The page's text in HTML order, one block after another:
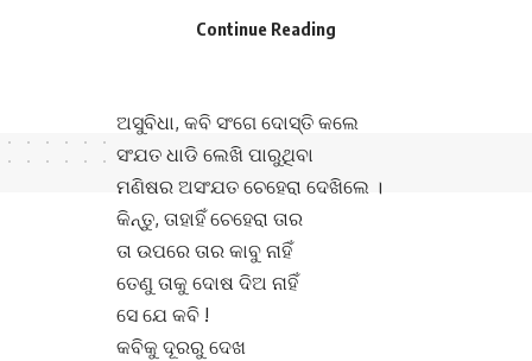
ସୁନ୍ଦର ଦିଶିବ
ଅସୁବିଧା, କବି ସଂଗେ ଦୋସ୍ତି କଲେ
ସଂଯତ ଧାଡି ଲେଖି ପାରୁଥିବା
ମଣିଷର ଅସଂଯତ ଚେହେରା ଦେଖିଲେ ।
କିନ୍ତୁ, ତାହାହିଁ ଚେହେରା ତାର
ତା ଉପରେ ତାର କାବୁ ନାହିଁ
ତେଣୁ ତାକୁ ଦୋଷ ଦିଅ ନାହିଁ
ସେ ଯେ କବି !
କବିକୁ ଦୂରରୁ ଦେଖ
Continue Reading